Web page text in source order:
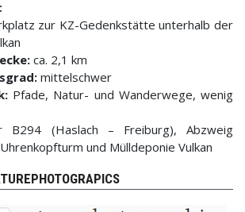
zur KZ-Gedenkstätte unterhalb der
ca. 2,1 km
mittelschwer
Pfade, Natur- und Wanderwege, wenig
B294 (Haslach – Freiburg), Abzweig
und Mülldeponie Vulkan